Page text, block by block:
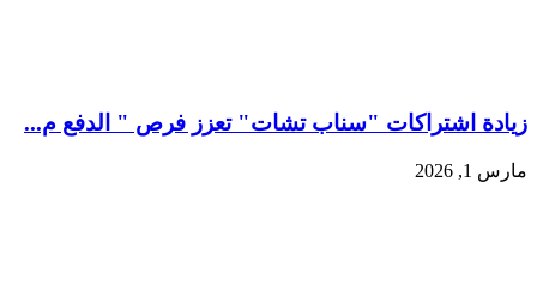
زيادة اشتراكات "سناب تشات" تعزز فرص " الدفع م...
مارس 1, 2026